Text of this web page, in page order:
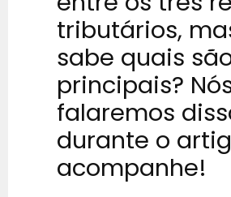
tributários,
sabe quais
principais?
falaremos
durante o
acompanhe!